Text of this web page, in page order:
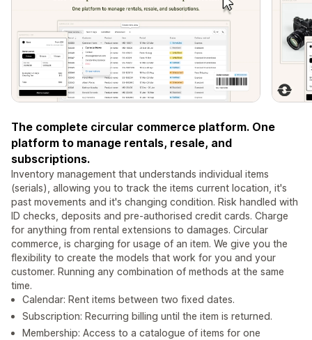
The complete circular commerce platform. One
platform to manage rentals, resale, and
subscriptions.
Inventory management that understands individual items
(serials), allowing you to track the items current location, it's
past movements and it's changing condition. Risk handled with
ID checks, deposits and pre-authorised credit cards. Charge
for anything from rental extensions to damages. Circular
commerce, is charging for usage of an item. We give you the
flexibility to create the models that work for you and your
customer. Running any combination of methods at the same
time.
Calendar: Rent items between two fixed dates.
Subscription: Recurring billing until the item is returned.
Membership: Access to a catalogue of items for one